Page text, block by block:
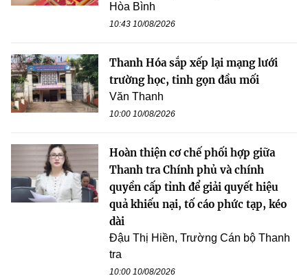
Hòa Bình
10:43 10/08/2026
Thanh Hóa sắp xếp lại mạng lưới
trường học, tinh gọn đầu mối
Văn Thanh
10:00 10/08/2026
Hoàn thiện cơ chế phối hợp giữa
Thanh tra Chính phủ và chính
quyền cấp tỉnh để giải quyết hiệu
quả khiếu nại, tố cáo phức tạp, kéo
dài
Đậu Thị Hiền, Trường Cán bộ Thanh
tra
10:00 10/08/2026